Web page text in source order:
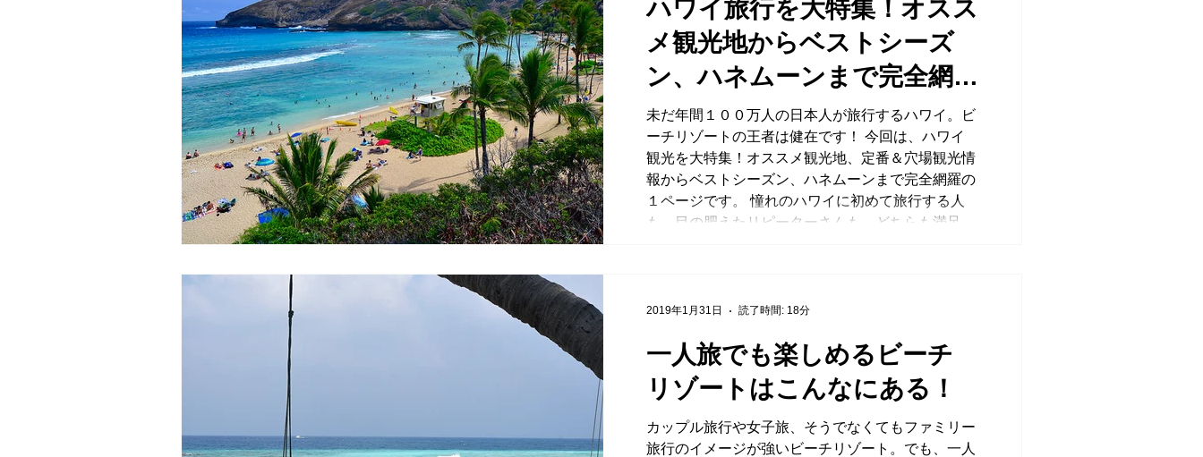
ハワイ旅行を大特集！オスス
メ観光地からベストシーズ
ン、ハネムーンまで完全網
羅！
未だ年間１００万人の日本人が旅行するハワイ。ビ
ーチリゾートの王者は健在です！ 今回は、ハワイ
観光を大特集！オススメ観光地、定番＆穴場観光情
報からベストシーズン、ハネムーンまで完全網羅の
１ページです。 憧れのハワイに初めて旅行する人
も、目の肥えたリピーターさんも、どちらも満足...
一人旅でも楽しめるビーチ
リゾートはこんなにある！
カップル旅行や女子旅、そうでなくてもファミリー
旅行のイメージが強いビーチリゾート。でも、一人
2019年1月31日 読了時間: 18分